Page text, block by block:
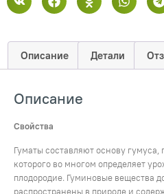
Описание Детали
Описание
Свойства
Гуматы составляют основу
которого во многом определяет
плодородие. Гуминовые вещества
распространены в природе и